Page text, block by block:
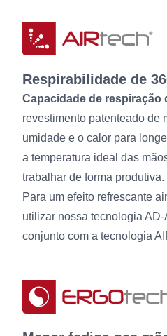
Respirabilidade de
Capacidade de respiração
revestimento patenteado de
umidade e o calor para
a temperatura ideal das
trabalhar de forma produtiva.
Para um efeito refrescante
utilizar nossa tecnologia
conjunto com a tecnologia